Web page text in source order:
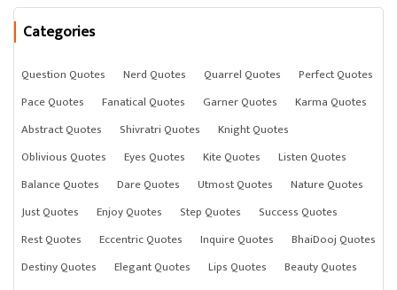
Categories
Question Quotes Nerd Quotes Quarrel Quotes
Perfect Quotes
Pace Quotes
Fanatical Quotes Garner Quotes
Karma Quotes
Abstract Quotes
Shivratri Quotes
Knight Quotes
Oblivious Quotes
Eyes Quotes Kite Quotes
Listen Quotes
Balance Quotes
Dare Quotes Utmost Quotes
Nature Quotes
Just Quotes
Enjoy Quotes Step Quotes
Success Quotes
Rest Quotes
Eccentric Quotes Inquire Quotes
BhaiDooj Quotes
Destiny Quotes
Elegant Quotes Lips Quotes
Beauty Quotes